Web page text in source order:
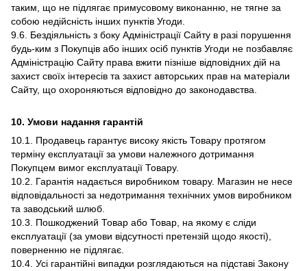
таким, що не підлягає примусовому виконанню, не тягне за
собою недійсність інших пунктів Угоди.
9.6. Бездіяльність з боку Адміністрації Сайту в разі порушення
будь-ким з Покупців або інших осіб пунктів Угоди не позбавляє
Адміністрацію Сайту права вжити пізніше відповідних дій на
захист своїх інтересів та захист авторських прав на матеріали
Сайту, що охороняються відповідно до законодавства.
10. Умови надання гарантій
10.1. Продавець гарантує високу якість Товару протягом
терміну експлуатації за умови належного дотримання
Покупцем вимог експлуатації Товару.
10.2. Гарантія надається виробником товару. Магазин не несе
відповідальності за недотримання технічних умов виробником
та заводський шлюб.
10.3. Пошкоджений Товар або Товар, на якому є сліди
експлуатації (за умови відсутності претензій щодо якості),
поверненню не підлягає.
10.4. Усі гарантійні випадки розглядаються на підставі Закону